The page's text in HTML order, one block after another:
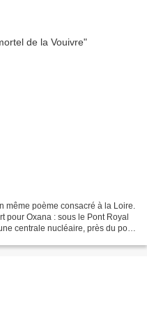
même poème consacré à la Loire.
pour Oxana : sous le Pont Royal
centrale nucléaire, près du pont